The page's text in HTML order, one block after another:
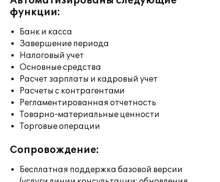
функции:
Банк и касса
Завершение периода
Налоговый учет
Основные средства
Расчет зарплаты и кадровый учет
Расчеты с контрагентами
Регламентированная отчетность
Товарно-материальные ценности
Торговые операции
Сопровождение:
Бесплатная поддержка базовой версии